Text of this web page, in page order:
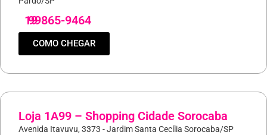
19
99865-9464
COMO CHEGAR
Loja 1A99 – Shopping Cidade Sorocaba
Avenida Itavuvu, 3373 - Jardim Santa Cecília Sorocaba/SP